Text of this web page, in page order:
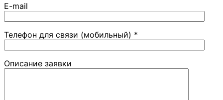
E-mail
Телефон для связи (мобильный) *
Описание заявки